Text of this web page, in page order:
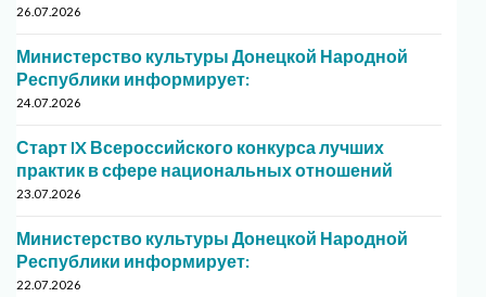
26.07.2026
Министерство культуры Донецкой Народной
Республики информирует:
24.07.2026
Старт IX Всероссийского конкурса лучших
практик в сфере национальных отношений
23.07.2026
Министерство культуры Донецкой Народной
Республики информирует:
22.07.2026